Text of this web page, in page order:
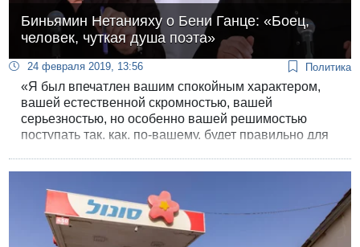
Биньямин Нетанияху о Бени Ганце: «Боец,
человек, чуткая душа поэта»
24 февраля 2019, 13:56 Политика
«Я был впечатлен вашим спокойным характером,
вашей естественной скромностью, вашей
серьезностью, но особенно вашей решимостью
поступать так, как, по-вашему, будет правильно для